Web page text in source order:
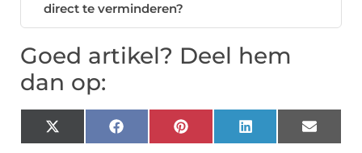
direct te verminderen?
Goed artikel? Deel hem
dan op:
X
(Twitter)
FacebookPinterest LinkedIn Email